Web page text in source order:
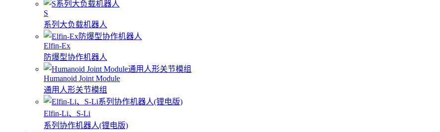
S
系列大负载机器人
Elfin-Ex
防爆型协作机器人
Humanoid Joint Module
通用人形关节模组
Elfin-Li、S-Li
系列协作机器人(锂电版)